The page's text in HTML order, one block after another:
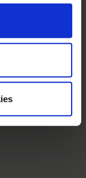
voor de